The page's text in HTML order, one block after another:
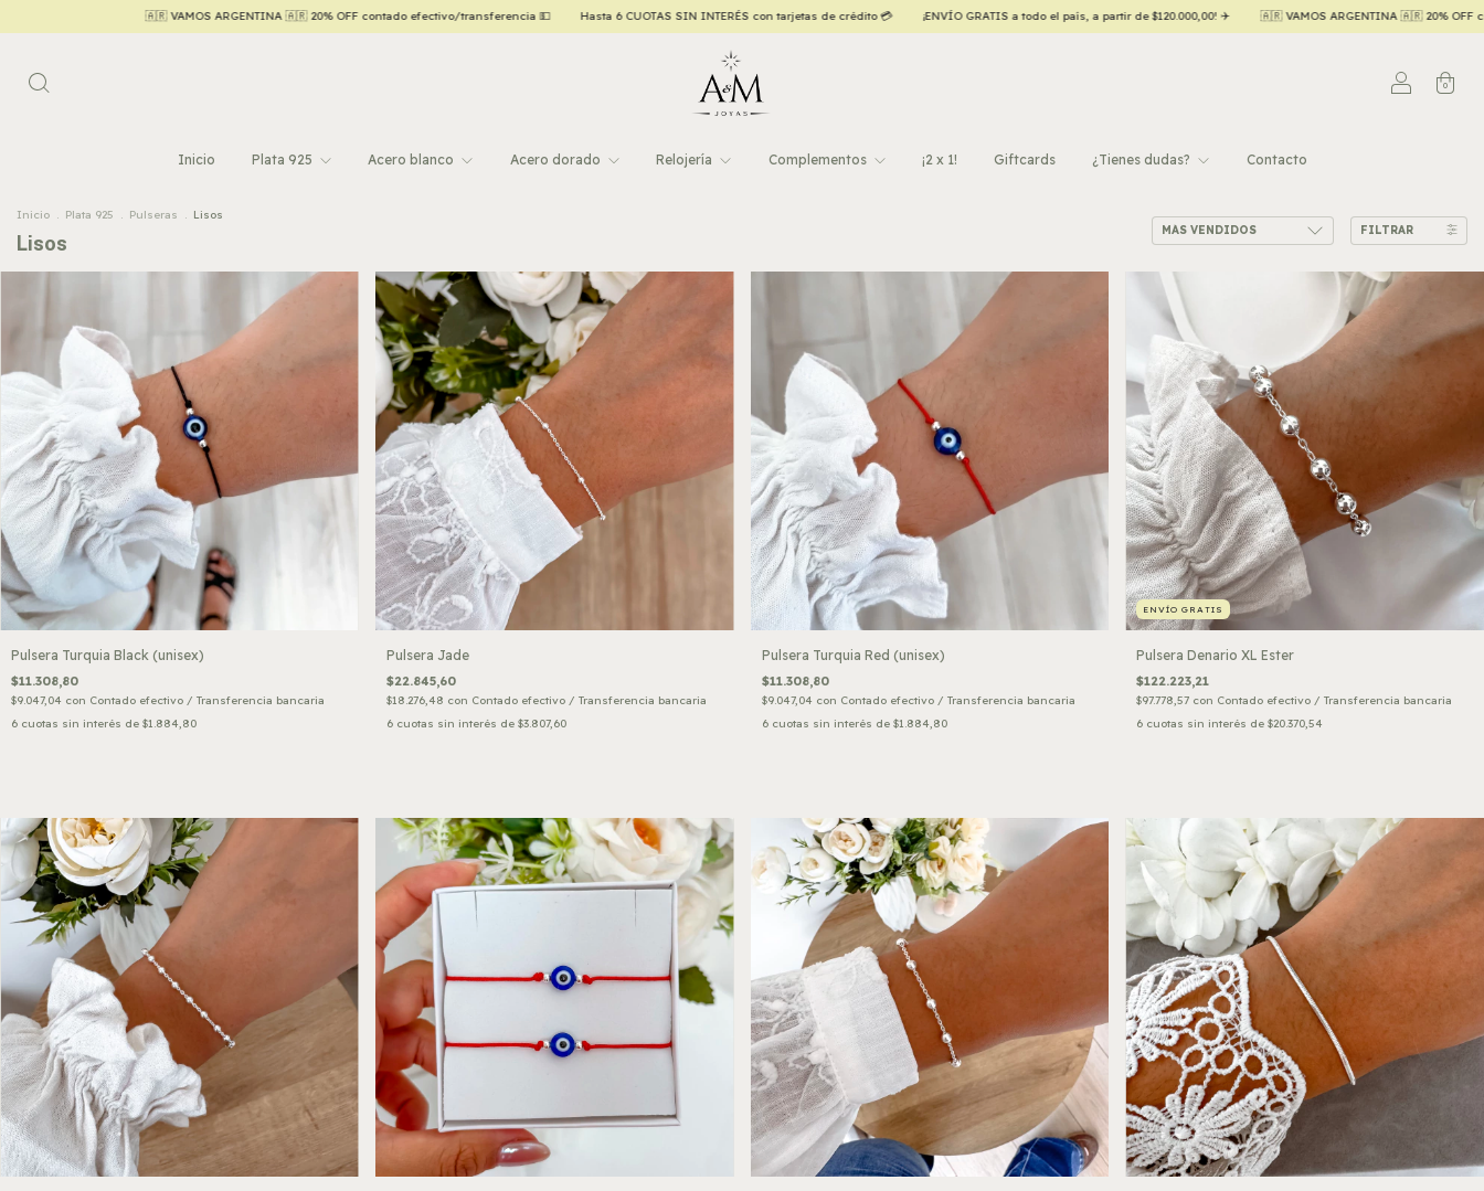
🇦🇷 20% OFF contado efectivo/transferencia 💵 Hasta 6 CUOTAS SIN INTERÉS con tarjetas de crédito 💳 ¡ENVÍO GRATIS a todo el país, a partir de $120.000,00! ✈️ 🇦🇷 VAMOS ARGENTINA 🇦🇷 20% OFF contado efectivo/transferencia 💵
0
Inicio Plata 925 Acero blanco Acero dorado Relojería Complementos ¡2 x 1! Giftcards ¿Tienes dudas? Contacto
Inicio . Plata 925 . Pulseras . Lisos
Lisos
FILTRAR
Pulsera Turquia Black (unisex)
$11.308,80
$9.047,04 con Contado efectivo / Transferencia bancaria
6 cuotas sin interés de $1.884,80
Pulsera Jade
$22.845,60
$18.276,48 con Contado efectivo / Transferencia bancaria
6 cuotas sin interés de $3.807,60
Pulsera Turquia Red (unisex)
$11.308,80
$9.047,04 con Contado efectivo / Transferencia bancaria
6 cuotas sin interés de $1.884,80
ENVÍO GRATIS
Pulsera Denario XL Ester
$122.223,21
$97.778,57 con Contado efectivo / Transferencia bancaria
6 cuotas sin interés de$20.370,54